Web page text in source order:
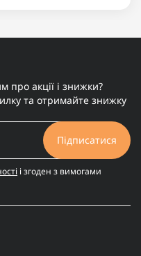
про акції і знижки?
та отримайте знижку
Підписатися
і згоден з вимогами